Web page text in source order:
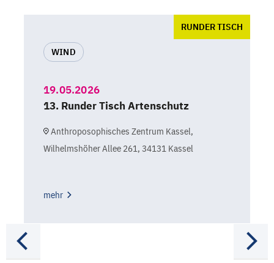
RUNDER TISCH
WIND
19.05.2026
13. Runder Tisch Artenschutz
Anthroposophisches Zentrum Kassel,
Wilhelmshöher Allee 261, 34131 Kassel
mehr